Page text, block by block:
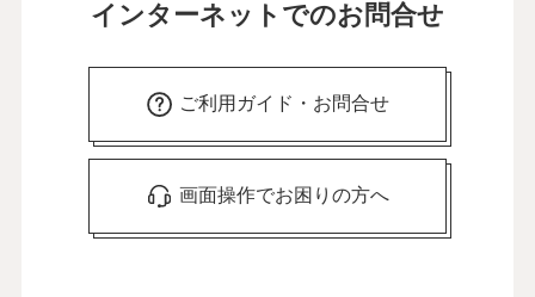
インターネットでのお問合せ
ご利用ガイド・お問合せ
画面操作でお困りの方へ